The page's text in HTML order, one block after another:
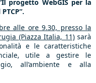
progetto WebGIS per la
alle ore 9.30, presso la
(Piazza Italia, 11)sarà
e le caratteristiche
utile a gestire le
all’ambiente e alla